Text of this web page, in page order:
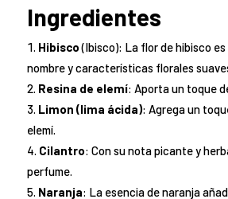
Ingredientes
Hibisco(Ibisco): La flor de hibisco
nombre y características florales
Resina de elemí: Aporta un toque
Limon (lima ácida): Agrega un
elemí.
Cilantro: Con su nota picante y
perfume.
Naranja: La esencia de naranja